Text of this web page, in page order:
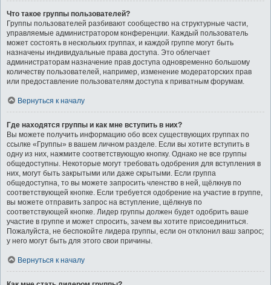
Что такое группы пользователей?
Группы пользователей разбивают сообщество на структурные части,
управляемые администратором конференции. Каждый пользователь
может состоять в нескольких группах, и каждой группе могут быть
назначены индивидуальные права доступа. Это облегчает
администраторам назначение прав доступа одновременно большому
количеству пользователей, например, изменение модераторских прав
или предоставление пользователям доступа к приватным форумам.
Вернуться к началу
Где находятся группы и как мне вступить в них?
Вы можете получить информацию обо всех существующих группах по
ссылке «Группы» в вашем личном разделе. Если вы хотите вступить в
одну из них, нажмите соответствующую кнопку. Однако не все группы
общедоступны. Некоторые могут требовать одобрения для вступления в
них, могут быть закрытыми или даже скрытыми. Если группа
общедоступна, то вы можете запросить членство в ней, щёлкнув по
соответствующей кнопке. Если требуется одобрение на участие в группе,
вы можете отправить запрос на вступление, щёлкнув по
соответствующей кнопке. Лидер группы должен будет одобрить ваше
участие в группе и может спросить, зачем вы хотите присоединиться.
Пожалуйста, не беспокойте лидера группы, если он отклонил ваш запрос;
у него могут быть для этого свои причины.
Вернуться к началу